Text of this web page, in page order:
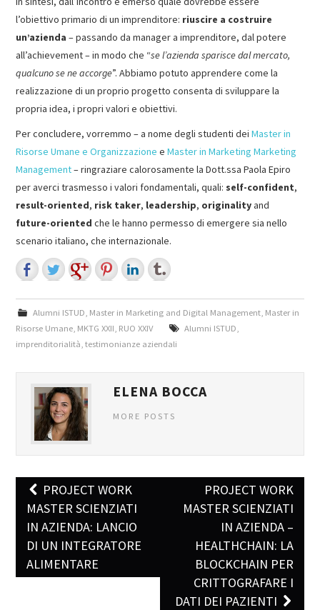
l’obiettivo primario di un imprenditore: riuscire a costruire
un’azienda – passando da manager a imprenditore, dal potere
all’achievement – in modo che “se l’azienda sparisce dal mercato,
qualcuno se ne accorge”. Abbiamo potuto apprendere come la
realizzazione di un proprio progetto consenta di sviluppare la
propria idea, i propri valori e obiettivi.
Per concludere, vorremmo – a nome degli studenti deiMaster in
Risorse Umane e Organizzazione eMaster in Marketing Marketing
Management– ringraziare calorosamente la Dott.ssa Paola Epiro
per averci trasmesso i valori fondamentali, quali: self-confident,
result-oriented, risk taker, leadership, originalityand
future-oriented che le hanno permesso di emergere sia nello
scenario italiano, che internazionale.
Alumni ISTUD Master in Marketing and Digital Management, Master in
Risorse Umane MKTG XXII RUO XXIV Alumni ISTUD
imprenditorialità ,testimonianze aziendali
ELENA BOCCA
MORE POSTS
Post navigation
PROJECT WORK
MASTER SCIENZIATI
IN AZIENDA: LANCIO
DI UN INTEGRATORE
ALIMENTARE
PROJECT WORK
MASTER SCIENZIATI
IN AZIENDA –
HEALTHCHAIN: LA
BLOCKCHAIN PER
CRITTOGRAFARE I
DATI DEI PAZIENTI